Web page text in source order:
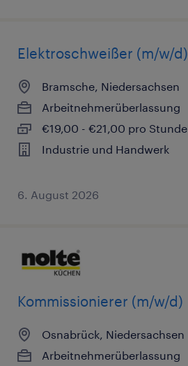
Elektroschweißer (m/w/d)
Bramsche, Niedersachsen
Arbeitnehmerüberlassung
€19,00 - €21,00 pro Stunde
Industrie und Handwerk
6. August 2026
Kommissionierer (m/w/d)
Osnabrück, Niedersachsen
Arbeitnehmerüberlassung